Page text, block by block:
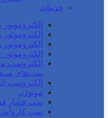
خدمات
الکتروپمپ
پمپ‌های
الکتروپمپ
موتوژن
پمپ فشار
پمپ کارواش